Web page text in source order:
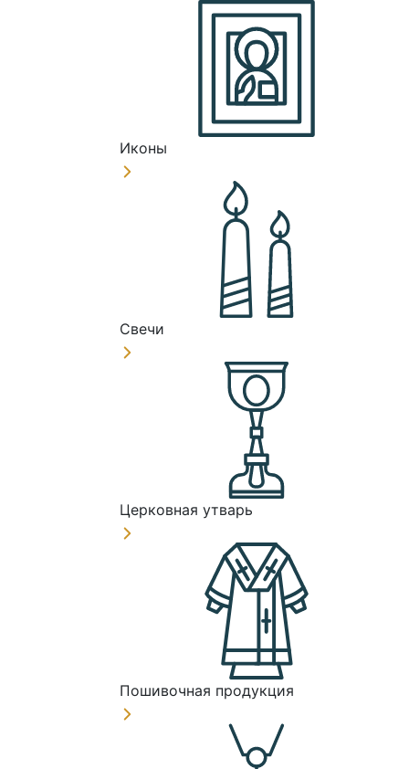
Иконы
Свечи
Церковная утварь
Пошивочная продукция